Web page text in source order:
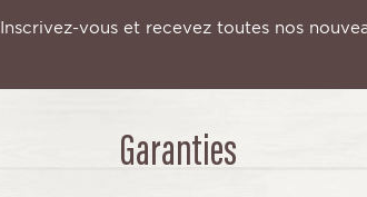
Inscrivez-vous et recevez toutes nos
Garanties